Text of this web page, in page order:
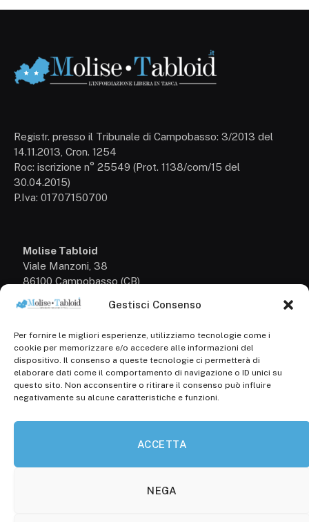
Gestisci Consenso
Per fornire le migliori esperienze, utilizziamo tecnologie come i
cookie per memorizzare e/o accedere alle informazioni del
dispositivo. Il consenso a queste tecnologie ci permetterà di
elaborare dati come il comportamento di navigazione o ID unici su
questo sito. Non acconsentire o ritirare il consenso può influire
negativamente su alcune caratteristiche e funzioni.
ACCETTA
NEGA
Registr. presso il Tribunale di Campobasso: 3/2013 del
14.11.2013, Cron. 1254
Roc: iscrizione n° 25549 (Prot. 1138/com/15 del
30.04.2015)
P.Iva: 01707150700
Molise Tabloid
Viale Manzoni, 38
86100 Campobasso (CB)
Tel.+39 3333169466
Scrivici a:
info@molisetabloid.it
commerciale@molisetabloid.it
Disclaimer
Cookie Policy (UE)